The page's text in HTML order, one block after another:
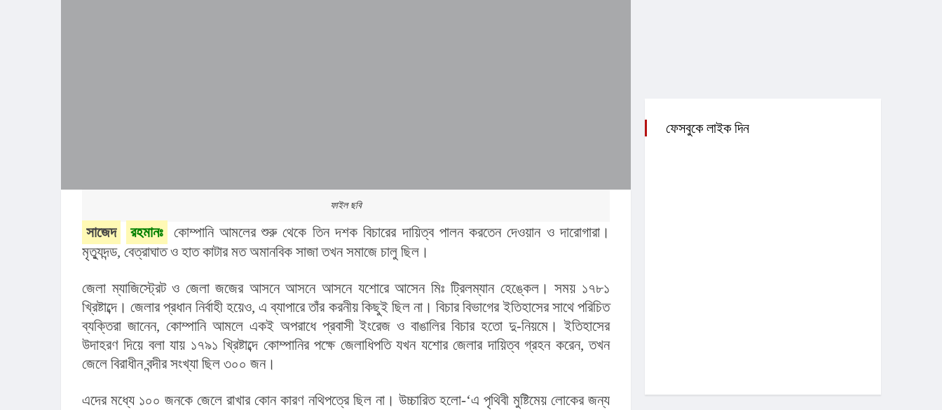
ফাইল ছবি
সাজেদ রহমানঃ
কোম্পানি আমলের শুরু থেকে তিন দশক বিচারের দায়িত্ব পালন করতেন দেওয়ান ও দারোগারা।
মৃত্যুদন্ড, বেত্রাঘাত ও হাত কাটার মত অমানবিক সাজা তখন সমাজে চালু ছিল।
জেলা ম্যাজিস্ট্রেট ও জেলা জজের আসনে আসনে আসনে যশোরে আসেন মিঃ ট্রিলম্যান হেঙ্কেল। সময় ১৭৮১
খ্রিষ্টাব্দে। জেলার প্রধান নির্বাহী হয়েও, এ ব্যাপারে তাঁর করনীয় কিছুই ছিল না। বিচার বিভাগের ইতিহাসের সাথে পরিচিত
ব্যক্তিরা জানেন, কোম্পানি আমলে একই অপরাধে প্রবাসী ইংরেজ ও বাঙালির বিচার হতো দু-নিয়মে। ইতিহাসের
উদাহরণ দিয়ে বলা যায় ১৭৯১ খ্রিষ্টাব্দে কোম্পানির পক্ষে জেলাধিপতি যখন যশোর জেলার দায়িত্ব গ্রহন করেন, তখন
জেলে বিরাধীন বন্দীর সংখ্যা ছিল ৩০০ জন।
এদের মধ্যে ১০০ জনকে জেলে রাখার কোন কারণ নথিপত্রে ছিল না। উচ্চারিত হলো-‘এ পৃথিবী মুষ্টিমেয় লোকের জন্য
ফেসবুকে লাইক দিন